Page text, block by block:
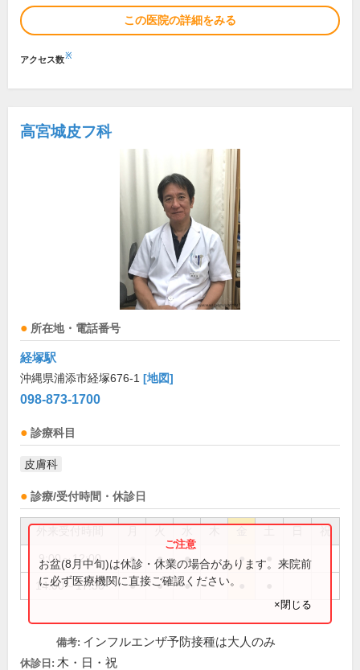
この医院の詳細をみる
アクセス数※
高宮城皮フ科
所在地・電話番号
経塚駅
沖縄県浦添市経塚676-1 [地図]
098-873-1700
診療科目
皮膚科
診療/受付時間・休診日
祝
9:00～12:00 ● ● ● ●
14:00～17:30 ● ● ●
お盆(8月中旬)は休診・休業の場合があります。来院前
に必ず医療機関に直接ご確認ください。
×閉じる
備考: インフルエンザ予防接種は大人のみ
休診日: 木・日・祝